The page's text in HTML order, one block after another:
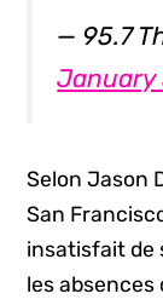
— 95.7
January
Selon Jason
San
insatisfait de
les absences